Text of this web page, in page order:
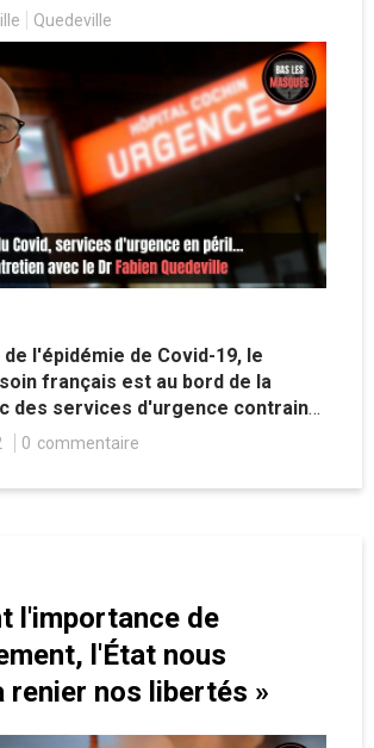
Quedeville
l'épidémie de Covid-19, le
français est au bord de la
des services d'urgence contraints
le docteur Fabien Quedeville,
qui est à repenser.
0 commentaire
l'importance de
l'État nous
renier nos libertés »